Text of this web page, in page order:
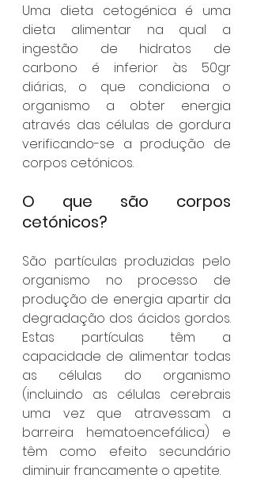
Uma dieta cetogénica é uma
dieta alimentar na qual a
ingestão de hidratos de
carbono é inferior às 50gr
diárias, o que condiciona o
organismo a obter energia
através das células de gordura
verificando-se a produção de
corpos cetónicos.
O que são corpos
cetónicos?
São partículas produzidas pelo
organismo no processo de
produção de energia apartir da
degradação dos ácidos gordos.
Estas partículas têm a
capacidade de alimentar todas
as células do organismo
(incluindo as células cerebrais
uma vez que atravessam a
barreira hematoencefálica) e
têm como efeito secundário
diminuir francamente o apetite.